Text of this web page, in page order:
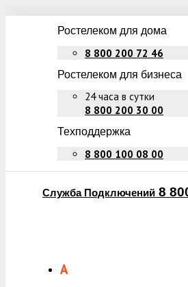
Ростелеком для дома
8 800 200 72 46
Ростелеком для бизнеса
24 часа в сутки
8 800 200 30 00
Техподдержка
8 800 100 08 00
Служба Подключений 8
А